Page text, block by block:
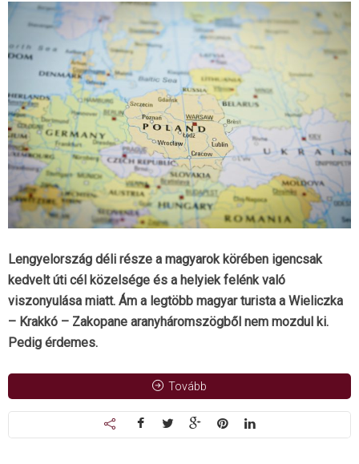
Lengyelország déli része a magyarok körében igencsak
kedvelt úti cél közelsége és a helyiek felénk való
viszonyulása miatt. Ám a legtöbb magyar turista a Wieliczka
– Krakkó – Zakopane aranyháromszögből nem mozdul ki.
Pedig érdemes.
Tovább